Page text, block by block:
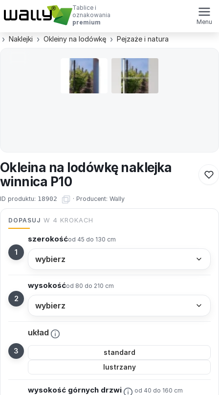
Tablice i
oznakowania
premium
Menu
Naklejki Okleiny na lodówkę Pejzaże i natura
Okleina na lodówkę naklejka
winnica P10
ID produktu: 18902 · Producent: Wally
DOPASUJ W 4 KROKACH
szerokośćod 45 do 130 cm
wysokośćod 80 do 210 cm
układ
standard
lustrzany
wysokość górnych drzwi od 40 do 160 cm